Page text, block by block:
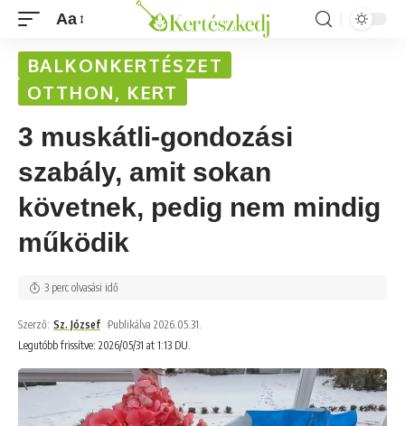
Aa
BALKONKERTÉSZET
OTTHON, KERT
3 muskátli-gondozási
szabály, amit sokan
követnek, pedig nem mindig
működik
Legutóbb frissítve: 2026/05/31 at 1:13 DU.
Szerző: Sz. József Publikálva 2026.05.31.
3 perc olvasási idő